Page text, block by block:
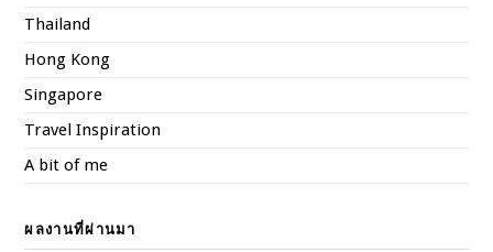
Thailand
Hong Kong
Singapore
Travel Inspiration
A bit of me
ผลงานที่ผ่านมา